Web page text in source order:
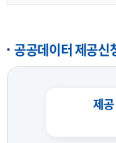
공공데이터 제공신
제